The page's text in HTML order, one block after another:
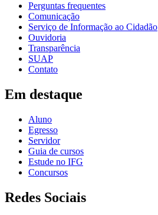
Perguntas frequentes
Comunicação
Serviço de Informação ao Cidadão
Ouvidoria
Transparência
SUAP
Contato
Em destaque
Aluno
Egresso
Servidor
Guia de cursos
Estude no IFG
Concursos
Redes Sociais